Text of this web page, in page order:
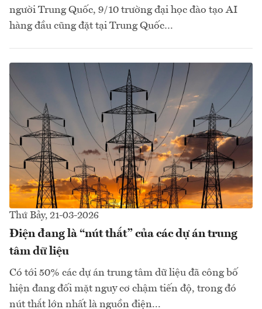
người Trung Quốc, 9/10 trường đại học đào tạo AI
hàng đầu cũng đặt tại Trung Quốc…
Thứ Bảy, 21-03-2026
Điện đang là “nút thắt” của các dự án trung
tâm dữ liệu
Có tới 50% các dự án trung tâm dữ liệu đã công bố
hiện đang đối mặt nguy cơ chậm tiến độ, trong đó
nút thắt lớn nhất là nguồn điện...